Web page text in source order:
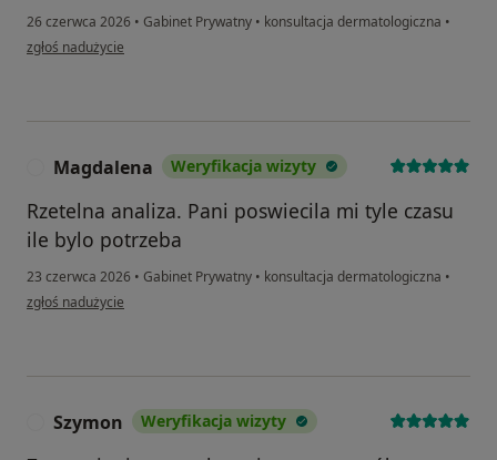
26 czerwca 2026 • Gabinet Prywatny • konsultacja dermatologiczna •
w opinii użytkownika Sylwia
zgłoś nadużycie
Magdalena Weryfikacja wizyty
Rzetelna analiza. Pani poswiecila mi tyle czasu
ile bylo potrzeba
23 czerwca 2026 • Gabinet Prywatny • konsultacja dermatologiczna •
w opinii użytkownika Magdalena
zgłoś nadużycie
Szymon Weryfikacja wizyty